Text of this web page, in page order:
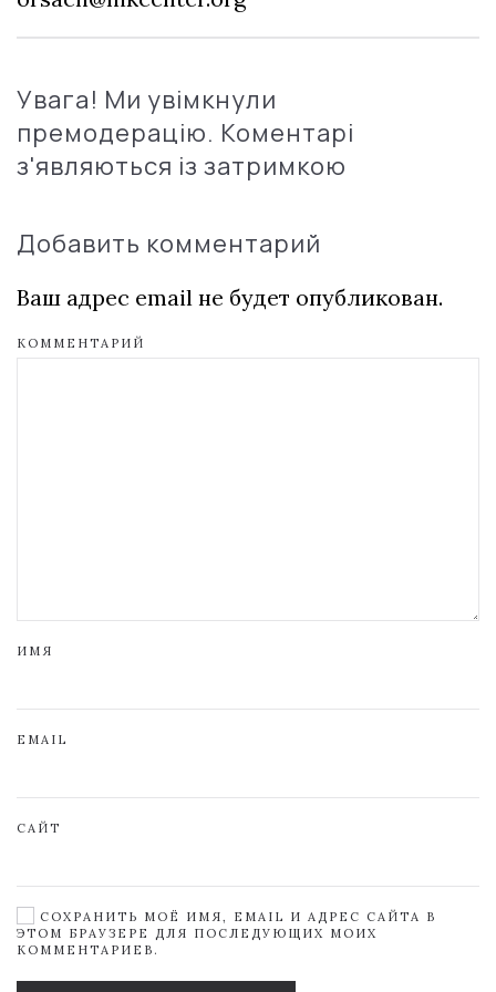
Увага! Ми увімкнули
премодерацію. Коментарі
з'являються із затримкою
Добавить комментарий
Ваш адрес email не будет опубликован.
КОММЕНТАРИЙ
ИМЯ
EMAIL
САЙТ
СОХРАНИТЬ МОЁ ИМЯ, EMAIL И АДРЕС САЙТА В
ЭТОМ БРАУЗЕРЕ ДЛЯ ПОСЛЕДУЮЩИХ МОИХ
КОММЕНТАРИЕВ.